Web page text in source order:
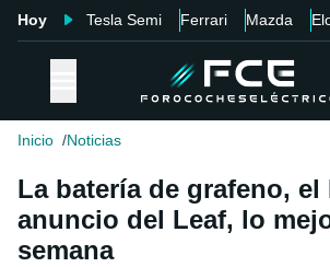
Hoy Tesla Semi Ferrari Mazda
Inicio Noticias
La batería de grafeno, el
anuncio del Leaf, lo
semana